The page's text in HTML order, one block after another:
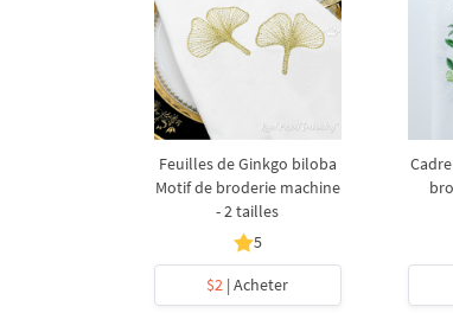
Feuilles de Ginkgo biloba
Motif de broderie machine
- 2 tailles
5
$2 | Acheter